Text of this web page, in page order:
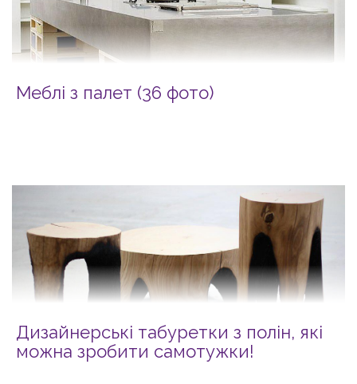
Меблі з палет (36 фото)
Дизайнерські табуретки з полін, які
можна зробити самотужки!